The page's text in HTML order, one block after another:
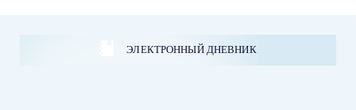
ЭЛЕКТРОННЫЙ ДНЕВНИК